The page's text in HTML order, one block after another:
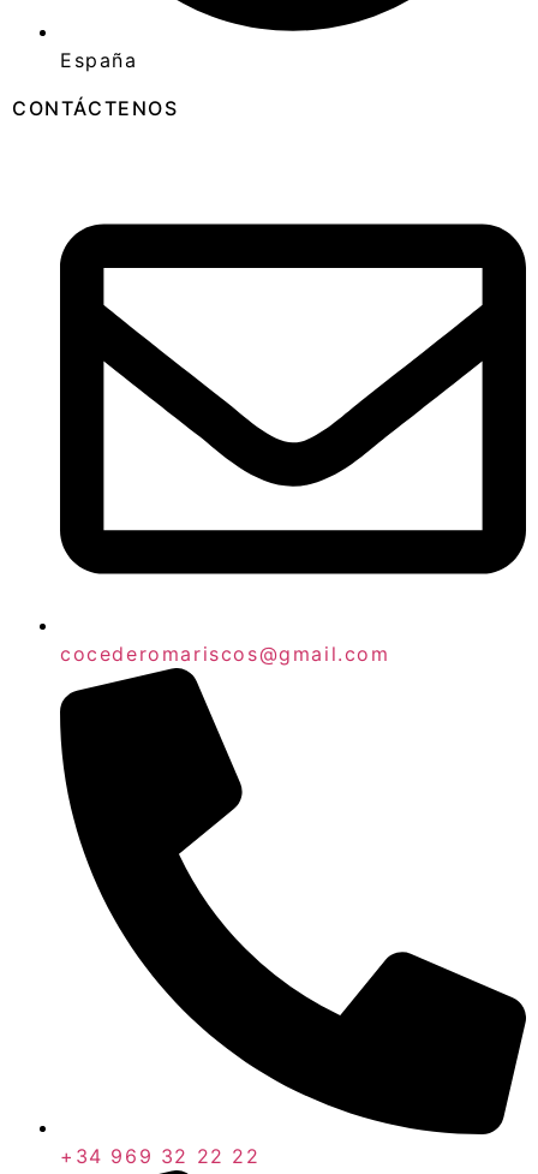
España
CONTÁCTENOS
cocederomariscos@gmail.com
+34 969 32 22 22